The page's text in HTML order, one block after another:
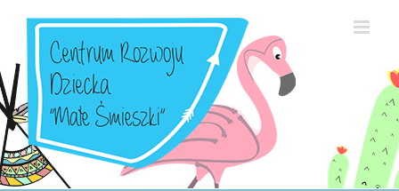
zawartości